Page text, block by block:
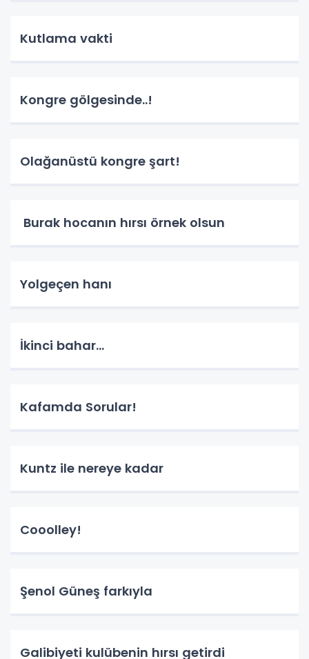
Kutlama vakti
Kongre gölgesinde..!
Olağanüstü kongre şart!
Burak hocanın hırsı örnek olsun
Yolgeçen hanı
İkinci bahar...
Kafamda Sorular!
Kuntz ile nereye kadar
Cooolley!
Şenol Güneş farkıyla
Galibiyeti kulübenin hırsı getirdi